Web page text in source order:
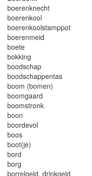
boerenknecht
boerenkool
boerenkoolstamppot
boerenmeid
boete
bokking
boodschap
boodschappentas
boom (bomen)
boomgaard
boomstronk
boon
boordevol
boos
boot(je)
bord
borg
borrelgeld, drinkgeld